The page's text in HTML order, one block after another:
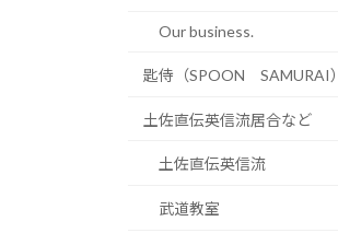
Our business.
匙侍（SPOON SAMURAI）
土佐直伝英信流居合など
土佐直伝英信流
武道教室